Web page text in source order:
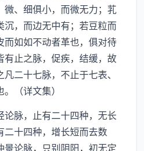
微、细俱小，而微无力；芤
沉，而边无中有；若豆粒而
如如不动者革也，俱对待
止之脉，促疾，结缓，故
二十七脉，不止于七表、
（详文集）
脉，止有二十四种，无长
十四种，增长短而去数
论脉，只别阴阳，初无定